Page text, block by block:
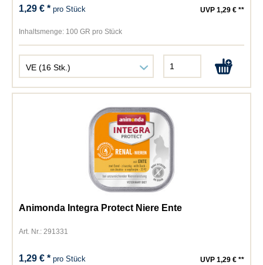
1,29 € *pro Stück UVP 1,29 € **
Inhaltsmenge: 100 GR pro Stück
Animonda Integra Protect Niere Ente
Art. Nr.: 291331
1,29 € *pro Stück UVP 1,29 € **